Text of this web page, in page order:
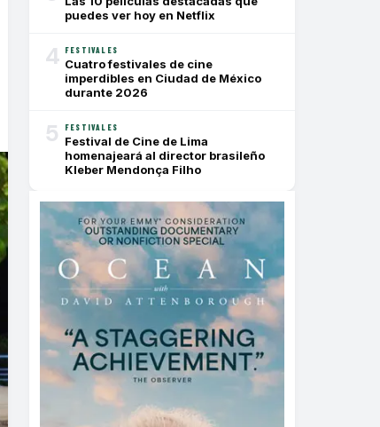
puedes ver hoy en Netflix
4 FESTIVALES
Cuatro festivales de cine
imperdibles en Ciudad de México
durante 2026
5 FESTIVALES
Festival de Cine de Lima
homenajeará al director brasileño
Kleber Mendonça Filho